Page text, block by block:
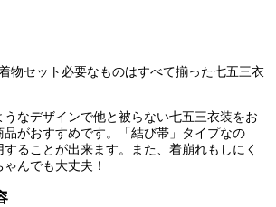
物セット必要なものはすべて揃った七五三衣
うなデザインで他と被らない七五三衣装をお
がおすすめです。「結び帯」タイプなの
ることが出来ます。また、着崩れもしにく
んでも大丈夫！